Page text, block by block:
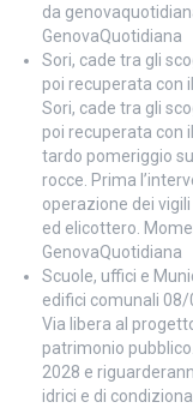
da
GenovaQuotidiana
Sori, cade tra gli
poi recuperata con
Sori, cade tra gli
poi recuperata con
tardo pomeriggio
rocce. Prima
operazione dei
ed elicottero.
GenovaQuotidiana
Scuole, uffici e
edifici comunali 08/
Via libera al
patrimonio
2028 e
idrici e di